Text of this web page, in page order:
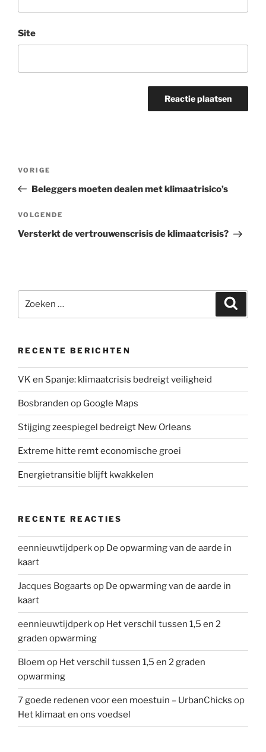
Site
Vorig
bericht
VORIGE
Beleggers moeten dealen met klimaatrisico’s
Volgend
bericht
VOLGENDE
Versterkt de vertrouwenscrisis de klimaatcrisis?
naar:
RECENTE BERICHTEN
VK en Spanje: klimaatcrisis bedreigt veiligheid
Bosbranden op Google Maps
Stijging zeespiegel bedreigt New Orleans
Extreme hitte remt economische groei
Energietransitie blijft kwakkelen
RECENTE REACTIES
eennieuwtijdperkop De opwarming van de aarde in
kaart
Jacques Bogaarts op De opwarming van de aarde in
kaart
eennieuwtijdperkop Het verschil tussen 1,5 en 2
graden opwarming
Bloem op Het verschil tussen 1,5 en 2 graden
opwarming
7 goede redenen voor een moestuin – UrbanChicks op
Het klimaat en ons voedsel